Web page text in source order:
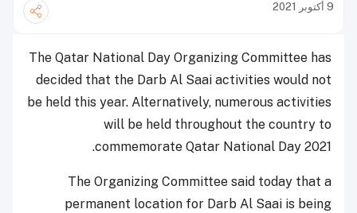
9 أكتوبر 2021
The Qatar National Day Organizing Committee has
decided that the Darb Al Saai activities would not
be held this year. Alternatively, numerous activities
will be held throughout the country to
commemorate Qatar National Day 2021.
The Organizing Committee said today that a
permanent location for Darb Al Saai is being